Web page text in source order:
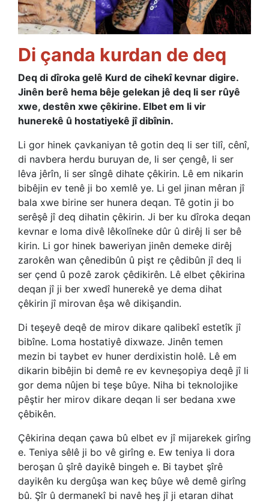
Di çanda kurdan de deq
Deq di dîroka gelê Kurd de cihekî kevnar digire.
Jinên berê hema bêje gelekan jê deq li ser rûyê
xwe, destên xwe çêkirine. Elbet em li vir
hunerekê û hostatiyekê jî dibînin.
Li gor hinek çavkaniyan tê gotin deq li ser tilî, cênî,
di navbera herdu buruyan de, li ser çengê, li ser
lêva jêrîn, li ser sîngê dihate çêkirin. Lê em nikarin
bibêjin ev tenê ji bo xemlê ye. Li gel jinan mêran jî
bala xwe birine ser hunera deqan. Tê gotin ji bo
serêşê jî deq dihatin çêkirin. Ji ber ku dîroka deqan
kevnar e loma divê lêkolîneke dûr û dirêj li ser bê
kirin. Li gor hinek baweriyan jinên demeke dirêj
zarokên wan çênedibûn û pişt re çêdibûn jî deq li
ser çend û pozê zarok çêdikirên. Lê elbet çêkirina
deqan jî ji ber xwedî hunerekê ye dema dihat
çêkirin jî mirovan êşa wê dikişandin.
Di teşeyê deqê de mirov dikare qalibekî estetîk jî
bibîne. Loma hostatiyê dixwaze. Jinên temen
mezin bi taybet ev huner derdixistin holê. Lê em
dikarin bibêjin bi demê re ev kevneşopiya deqê jî li
gor dema nûjen bi teşe bûye. Niha bi teknolojike
pêştir her mirov dikare deqan li ser bedana xwe
çêbikên.
Çêkirina deqan çawa bû elbet ev jî mijarekek girîng
e. Teniya sêlê ji bo vê girîng e. Ew teniya li dora
beroşan û şîrê dayikê bingeh e. Bi taybet şîrê
dayikên ku dergûşa wan keç bûye wê demê girîng
bû. Şîr û dermanekî bi navê heş jî ji etaran dihat